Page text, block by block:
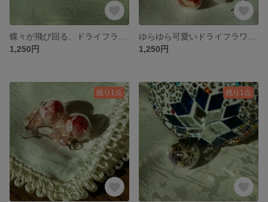
1,250円
1,250円
残り1点 残り1点